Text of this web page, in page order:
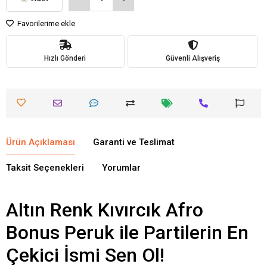
Favorilerime ekle
Hızlı Gönderi Güvenli Alışveriş
Ürün Açıklaması Garanti ve Teslimat
Taksit Seçenekleri Yorumlar
Altın Renk Kıvırcık Afro
Bonus Peruk ile Partilerin En
Çekici İsmi Sen Ol!